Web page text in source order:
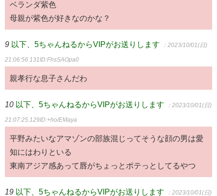
ベランダ紫色
母親が紫色が好きなのかな？
9 以下、5ちゃんねるからVIPがお送りします ：2023/10/01(日)
21:06:56.131ID:FhsSAOpa0
親孝行な息子さんだわ
10 以下、5ちゃんねるからVIPがお送りします ：2023/10/01(日)
21:07:25.129ID:+ho/EMaya
平野みたいなアマゾンの部族混じってそうな顔の男は愛
知にはわりといる
東南アジア感あって唇がちょっとポテっとしてるやつ
19 以下、5ちゃんねるからVIPがお送りします ：2023/10/01(日)